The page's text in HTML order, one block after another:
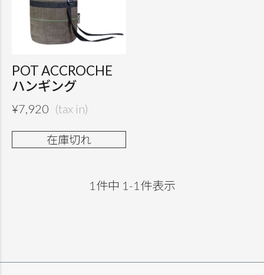
POT ACCROCHE
ハンギング
¥7,920
在庫切れ
1 件中 1 -1 件表示